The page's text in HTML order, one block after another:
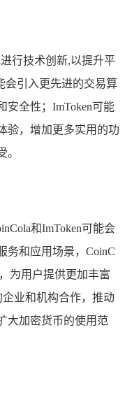
行技术创新,以提升平
会引入更先进的交易算
安全性；ImToken可能
验，增加更多实用的功
。
和ImToken可能会
务和应用场景，CoinC
为用户提供更加丰富
业和机构合作，推动
大加密货币的使用范